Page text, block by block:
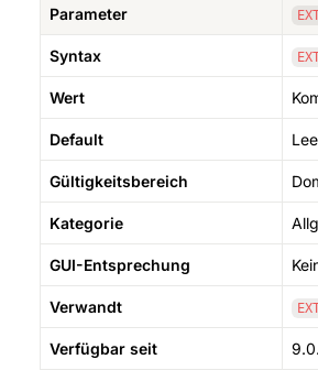
Parameter
Syntax
Wert
Default
Gültigkeitsbereich
Kategorie
GUI-Entsprechung
Verwandt
Verfügbar seit